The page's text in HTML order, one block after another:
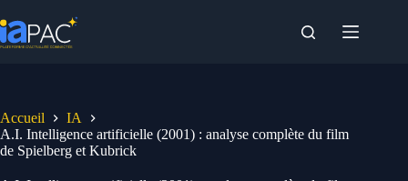
au
contenu
Accueil
IA
A.I. Intelligence artificielle (2001) : analyse complète du film
de Spielberg et Kubrick